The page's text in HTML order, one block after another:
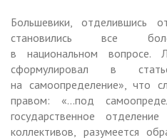
Большевики, отделившись
становились все
в национальном
сформулировал в
на самоопределение», что
правом: «…под
государственное
коллективов, разумеется